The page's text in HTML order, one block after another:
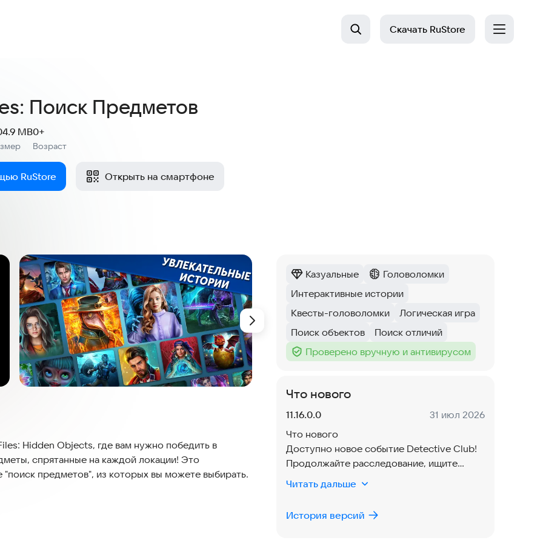
Скачать RuStore
Поиск Предметов
MB
Возраст
0+
RuStore Открыть на смартфоне
Hidden Objects, где вам нужно победить в
спрятанные на каждой локации! Это
предметов", из которых вы можете выбирать.
одного приложения вы можете играть в любые
Категория:
Казуальные
Категория:
Головоломки
Тег :
Интерактивные истории
Тег:
Квесты-головоломки
Тег:
Логическая игра
Тег:
Поиск объектов
Тег:
Поиск отличий
Тег :
Проверено вручную и антивирусом
Что нового
Версия:
11.16.0.0 Дата:
31 июл 2026
Что нового
Доступно новое событие Detective Club!
Продолжайте расследование, ищите
новые улики и раскрывайте новые тайны.
Обновление также включает улучшения
оптимизацию производительности.
Читать дальше
История версий